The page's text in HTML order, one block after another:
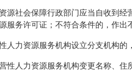
社会保障行政部门应当自收到经
服务许可证；不符合条件的，作出
力资源服务机构设立分支机构的
人力资源服务机构变更名称、住